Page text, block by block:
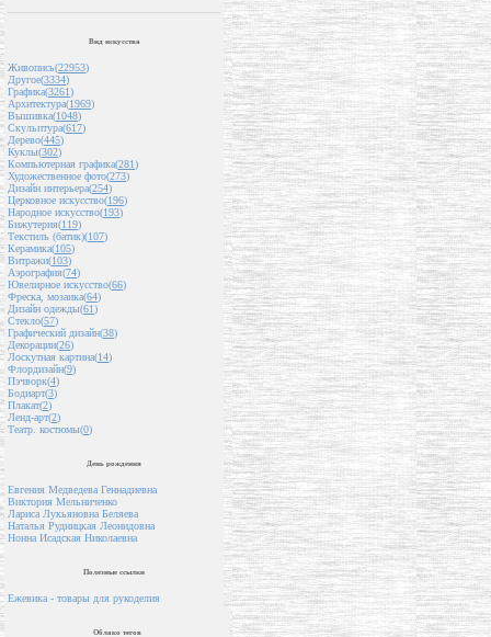
Вид искусства
Живопись(22953)
Другое(3334)
Графика(3261)
Архитектура(1969)
Вышивка(1048)
Скульптура(617)
Дерево(445)
Куклы(302)
Компьютерная графика(281)
Художественное фото(273)
Дизайн интерьера(254)
Церковное искусство(196)
Народное искусство(193)
Бижутерия(119)
Текстиль (батик)(107)
Керамика(105)
Витражи(103)
Аэрография(74)
Ювелирное искусство(66)
Фреска, мозаика(64)
Дизайн одежды(61)
Стекло(57)
Графический дизайн(38)
Декорации(26)
Лоскутная картина(14)
Флордизайн(9)
Пэчворк(4)
Бодиарт(3)
Плакат(2)
Ленд-арт(2)
Театр. костюмы(0)
День рождения
Евгения Медведева Геннадиевна
Виктория Мельниченко
Лариса Лукьяновна Беляева
Наталья Рудницкая Леонидовна
Нонна Исадская Николаевна
Полезные ссылки
Ежевика - товары для рукоделия
Облако тегов